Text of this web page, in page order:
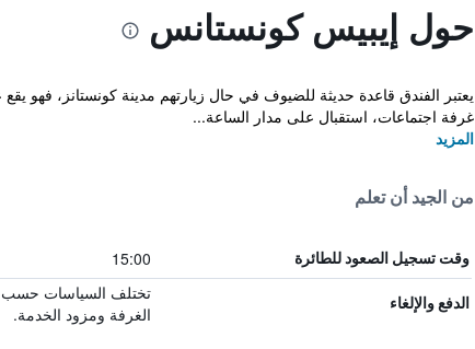
حول إيبيس كونستانس
يعتبر الفندق قاعدة حديثة للضيوف في حال زيارتهم مدينة كونستانز، فهو
غرفة اجتماعات، استقبال على مدار الساعة...
المزيد
من الجيد أن تعلم
وقت تسجيل الصعود للطائرة 15:00
الدفع والإلغاء
تختلف السياسات حسب
الغرفة ومزود الخدمة.